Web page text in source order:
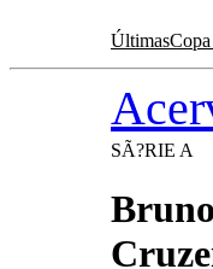
Últimas
SÃ?RIE A